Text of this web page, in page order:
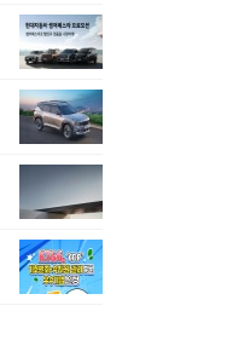
라는 것이다.
지만 끝이 있
천국으로 나
망의 장소라고
다』는 단순
, 실패를 두려
와 자신에 대
삶을 풍요롭
여주는 지혜
다.김용환 전
목표가 크더라
고 작은 것부
해 나가
뼈아픈 실패
가 된다는 긍